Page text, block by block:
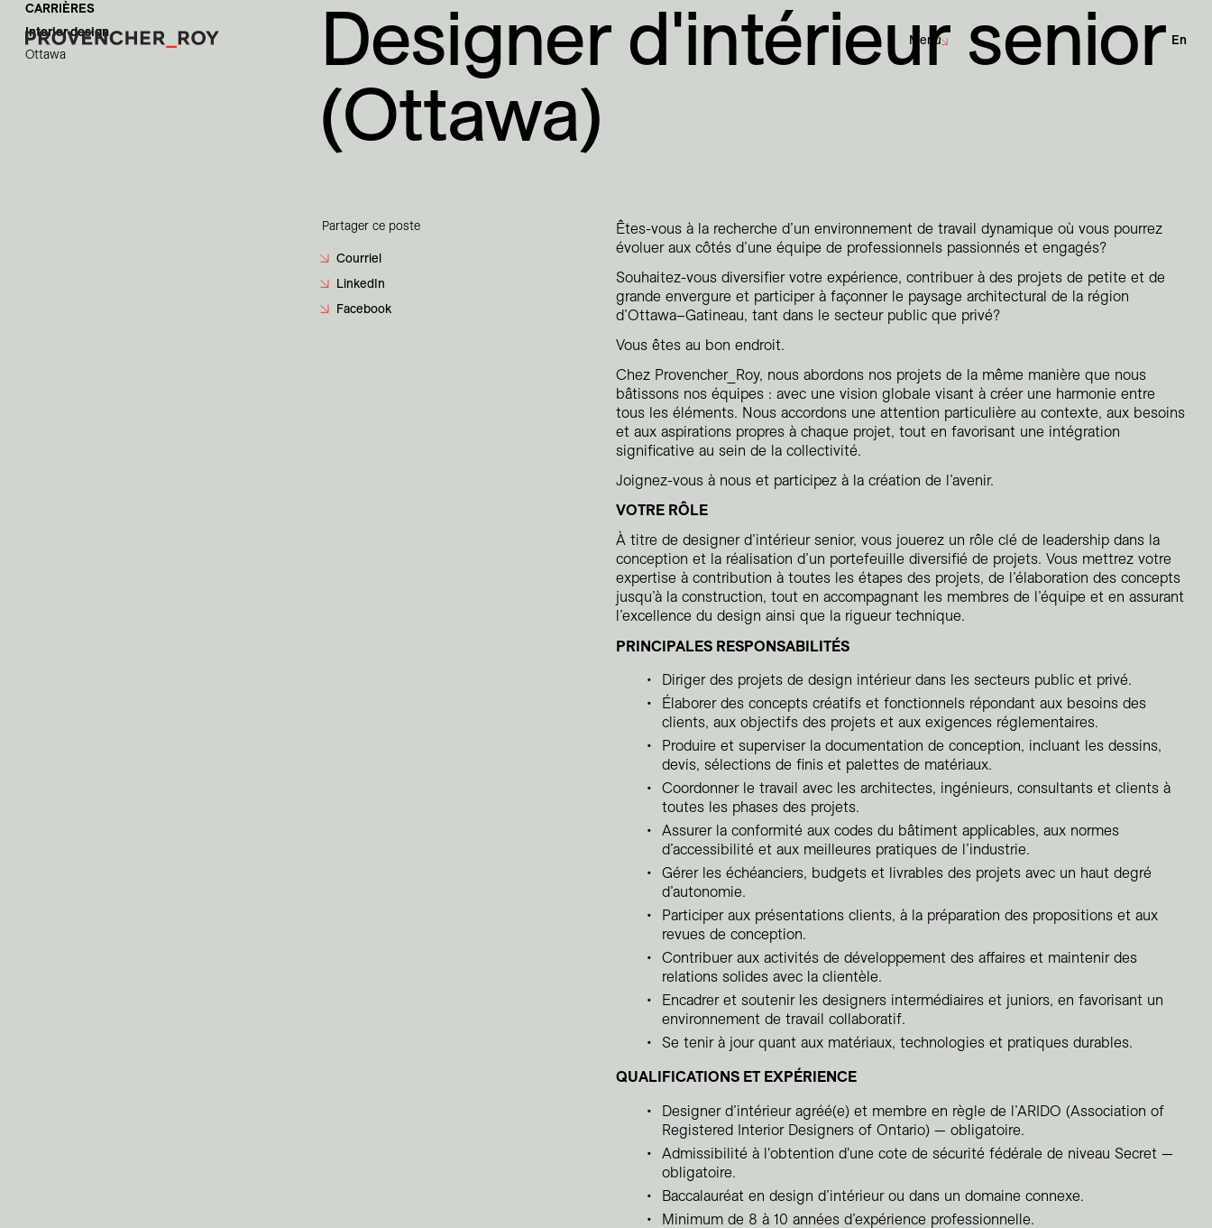
Corporatif
Culturel
Éducation
Parcs et espaces publics
Planification et études
Résidentiel
Sport et divertissement
Menu En
CARRIÈRES
Interior design
Ottawa
Designer d'intérieur senior
(Ottawa)
Partager ce poste
Courriel
LinkedIn
Facebook
Êtes-vous à la recherche d’un environnement de travail dynamique où vous pourrez
évoluer aux côtés d’une équipe de professionnels passionnés et engagés?
Souhaitez-vous diversifier votre expérience, contribuer à des projets de petite et de
grande envergure et participer à façonner le paysage architectural de la région
d’Ottawa–Gatineau, tant dans le secteur public que privé?
Vous êtes au bon endroit.
Chez Provencher_Roy, nous abordons nos projets de la même manière que nous
bâtissons nos équipes : avec une vision globale visant à créer une harmonie entre
tous les éléments. Nous accordons une attention particulière au contexte, aux besoins
et aux aspirations propres à chaque projet, tout en favorisant une intégration
significative au sein de la collectivité.
Joignez-vous à nous et participez à la création de l’avenir.
VOTRE RÔLE
À titre de designer d’intérieur senior, vous jouerez un rôle clé de leadership dans la
conception et la réalisation d’un portefeuille diversifié de projets. Vous mettrez votre
expertise à contribution à toutes les étapes des projets, de l’élaboration des concepts
jusqu’à la construction, tout en accompagnant les membres de l’équipe et en assurant
l’excellence du design ainsi que la rigueur technique.
PRINCIPALES RESPONSABILITÉS
Diriger des projets de design intérieur dans les secteurs public et privé.
Élaborer des concepts créatifs et fonctionnels répondant aux besoins des
clients, aux objectifs des projets et aux exigences réglementaires.
Produire et superviser la documentation de conception, incluant les dessins,
devis, sélections de finis et palettes de matériaux.
Coordonner le travail avec les architectes, ingénieurs, consultants et clients à
toutes les phases des projets.
Assurer la conformité aux codes du bâtiment applicables, aux normes
d’accessibilité et aux meilleures pratiques de l’industrie.
Gérer les échéanciers, budgets et livrables des projets avec un haut degré
d’autonomie.
Participer aux présentations clients, à la préparation des propositions et aux
revues de conception.
Contribuer aux activités de développement des affaires et maintenir des
relations solides avec la clientèle.
Encadrer et soutenir les designers intermédiaires et juniors, en favorisant un
environnement de travail collaboratif.
Se tenir à jour quant aux matériaux, technologies et pratiques durables.
QUALIFICATIONS ET EXPÉRIENCE
Designer d’intérieur agréé(e) et membre en règle de l’ARIDO (Association of
Registered Interior Designers of Ontario) — obligatoire.
Admissibilité à l'obtention d'une cote de sécurité fédérale de niveau Secret —
obligatoire.
Baccalauréat en design d’intérieur ou dans un domaine connexe.
Minimum de 8 à 10 années d’expérience professionnelle.